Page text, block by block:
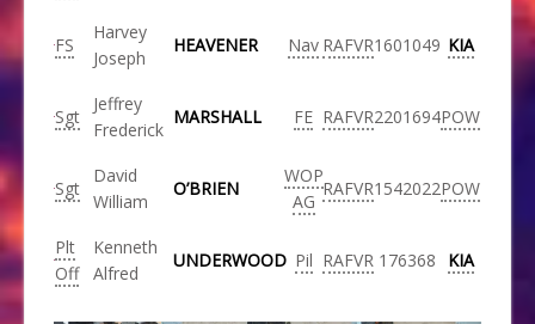
FS
Harvey
Joseph
HEAVENER Nav RAFVR1601049 KIA
Sgt
Jeffrey
Frederick
MARSHALL FE RAFVR2201694POW
Sgt
David
William
O’BRIEN
WOP
AG
RAFVR1542022POW
Plt
Off
Kenneth
Alfred
UNDERWOOD Pil RAFVR 176368 KIA